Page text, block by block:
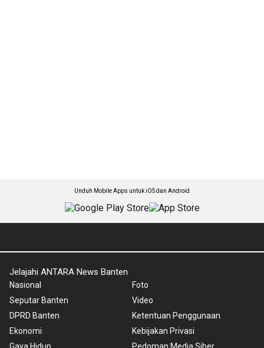
Unduh Mobile Apps untuk iOS dan Android
Jelajahi ANTARA News Banten
Nasional
Seputar Banten
DPRD Banten
Ekonomi
Foto
Video
Ketentuan Penggunaan
Kebijakan Privasi